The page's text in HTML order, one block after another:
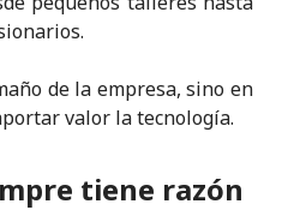
de la empresa, sino en
valor la tecnología.
tiene razón